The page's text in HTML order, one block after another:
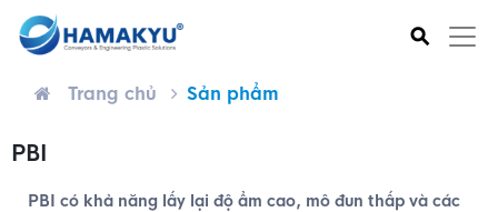
⚲
Trang chủ Sản phẩm
PBI
PBI có khả năng lấy lại độ ẩm cao, mô đun thấp và các